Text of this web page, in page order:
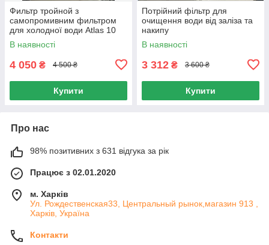
Фильтр тройной з
самопромивним фильтром
для холодної води Atlas 10
DP-TRIO 1/2" + комплект
картриджей 3шт.
В наявності
4 050 ₴ 4 500 ₴
Купити
Потрійний фільтр для
очищення води від заліза та
накипу
В наявності
3 312 ₴ 3 600 ₴
Купити
Про нас
98% позитивних з 631 відгука за рік
Працює з 02.01.2020
м. Харків
Ул. Рождественская33, Центральный рынок,магазин 913 ,
Харків, Україна
Контакти